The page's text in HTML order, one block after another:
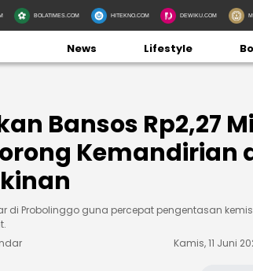
BOLATIMES.COM HITEKNO.COM DEWIKU.COM
News Lifestyle
Bansos Rp2,27
Kemandirian
di Probolinggo guna percepat pengentasan
Kamis, 11 Juni